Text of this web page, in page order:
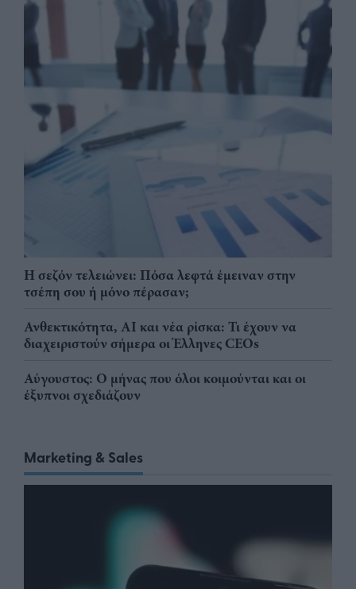
Η σεζόν τελειώνει: Πόσα λεφτά έμειναν στην
τσέπη σου ή μόνο πέρασαν;
Ανθεκτικότητα, AI και νέα ρίσκα: Τι έχουν να
διαχειριστούν σήμερα οι Έλληνες CEOs
Αύγουστος: Ο μήνας που όλοι κοιμούνται και οι
έξυπνοι σχεδιάζουν
Marketing & Sales